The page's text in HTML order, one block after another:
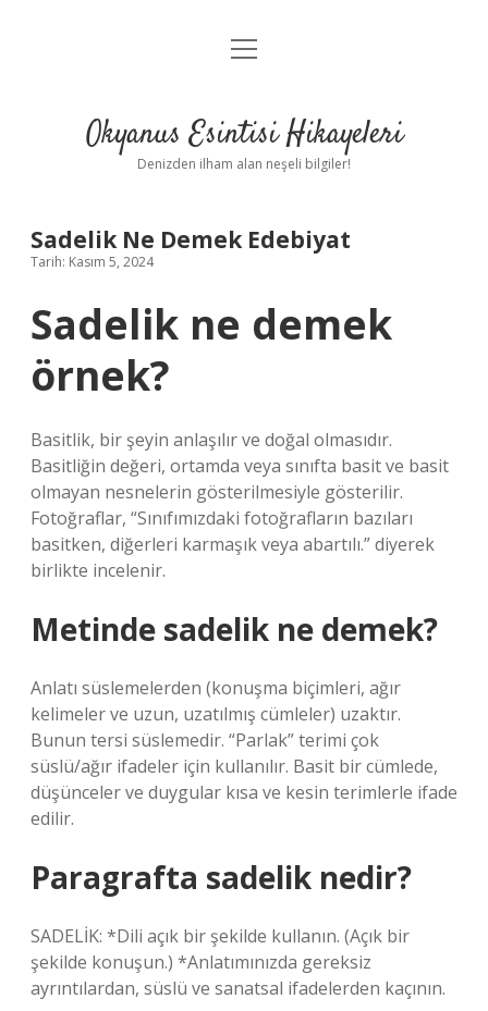
Anasayfa
Yasal Uyarı
menüyü
Okyanus Esintisi Hikayeleri
Denizden ilham alan neşeli bilgiler!
Sadelik Ne Demek Edebiyat
Tarih: Kasım 5, 2024
Sadelik ne demek
örnek?
Basitlik, bir şeyin anlaşılır ve doğal olmasıdır.
Basitliğin değeri, ortamda veya sınıfta basit ve basit
olmayan nesnelerin gösterilmesiyle gösterilir.
Fotoğraflar, “Sınıfımızdaki fotoğrafların bazıları
basitken, diğerleri karmaşık veya abartılı.” diyerek
birlikte incelenir.
Metinde sadelik ne demek?
Anlatı süslemelerden (konuşma biçimleri, ağır
kelimeler ve uzun, uzatılmış cümleler) uzaktır.
Bunun tersi süslemedir. “Parlak” terimi çok
süslü/ağır ifadeler için kullanılır. Basit bir cümlede,
düşünceler ve duygular kısa ve kesin terimlerle ifade
edilir.
Paragrafta sadelik nedir?
SADELİK: *Dili açık bir şekilde kullanın. (Açık bir
şekilde konuşun.) *Anlatımınızda gereksiz
ayrıntılardan, süslü ve sanatsal ifadelerden kaçının.